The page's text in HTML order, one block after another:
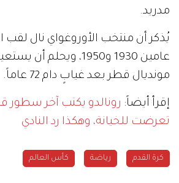
مدريد.
يُذكر أن منتخب الأوروغواي نال لقب
عامين 1930 و1950،
مونديال قطر بعد غيابٍ دام 72 عاماً.
إقرأ أيضاً: رونالدو يكتب آخر سطور
تعرضت للخيانة، وهكذا رد النادي
كرة القدم رياضة كأس العالم